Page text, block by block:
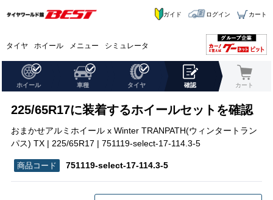
タイヤ ホイール メニュー シミュレータ
ガイド ログイン カート
ホイール 車種 タイヤ 確認 カート
225/65R17に装着するホイールセットを確認
おまかせアルミホイール x Winter TRANPATH(ウィンタートラン
パス) TX | 225/65R17 | 751119-select-17-114.3-5
751119-select-17-114.3-5